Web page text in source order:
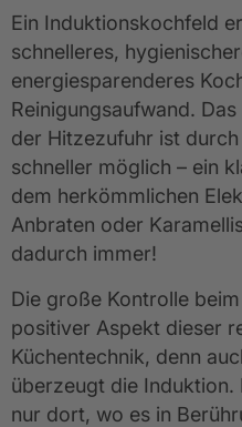
Ein Induktionskochfeld
schnelleres,
energiesparenderes
Reinigungsaufwand.
der Hitzezufuhr ist
schneller möglich – ein
dem herkömmlichen
Anbraten oder
dadurch immer!
Die große Kontrolle
positiver Aspekt dieser
Küchentechnik, denn
überzeugt die Induktion.
nur dort, wo es in